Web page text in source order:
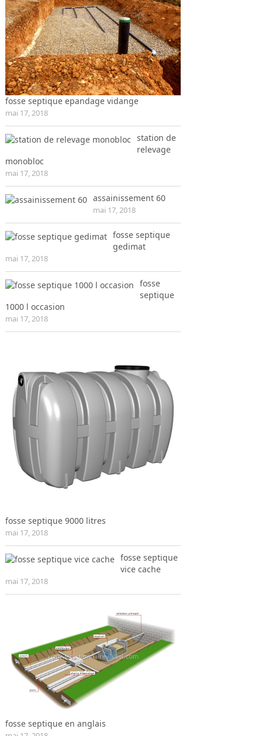
fosse septique epandage vidange
mai 17, 2018
station de
relevage
monobloc
mai 17, 2018
assainissement 60
mai 17, 2018
fosse septique
gedimat
mai 17, 2018
fosse
septique
1000 l occasion
mai 17, 2018
fosse septique 9000 litres
mai 17, 2018
fosse septique
vice cache
mai 17, 2018
fosse septique en anglais